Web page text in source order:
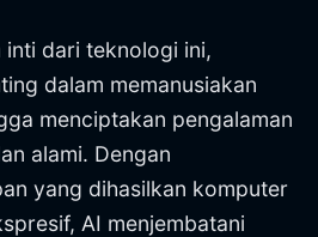
inti dari teknologi ini,
dalam memanusiakan
menciptakan pengalaman
alami. Dengan
yang dihasilkan komputer
AI menjembatani